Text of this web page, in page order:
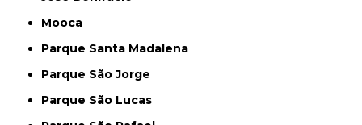
Mooca
Parque Santa Madalena
Parque São Jorge
Parque São Lucas